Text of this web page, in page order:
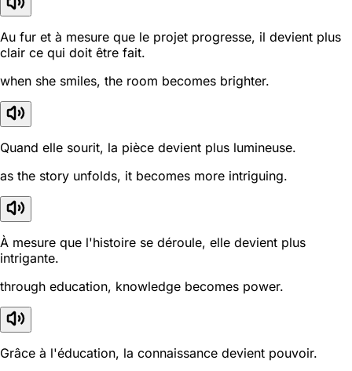
Au fur et à mesure que le projet progresse, il devient plus
clair ce qui doit être fait.
when she smiles, the room becomes brighter.
Quand elle sourit, la pièce devient plus lumineuse.
as the story unfolds, it becomes more intriguing.
À mesure que l'histoire se déroule, elle devient plus
intrigante.
through education, knowledge becomes power.
Grâce à l'éducation, la connaissance devient pouvoir.